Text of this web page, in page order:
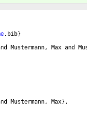
.bib}
Mustermann, Max and
Mustermann, Max} ,